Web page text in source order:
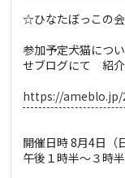
☆ひなたぼっこの
参加予定犬猫につ
せブログにて 紹介
https://
開催日時 8月4日（日
午後１時半～３時半